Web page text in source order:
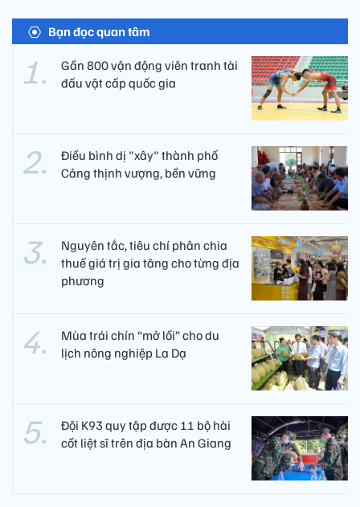
Bạn đọc quan tâm
Gần 800 vận động viên tranh tài
đấu vật cấp quốc gia
Điều bình dị "xây" thành phố
Cảng thịnh vượng, bền vững
Nguyên tắc, tiêu chí phân chia
thuế giá trị gia tăng cho từng địa
phương
Mùa trái chín “mở lối” cho du
lịch nông nghiệp La Dạ
Đội K93 quy tập được 11 bộ hài
cốt liệt sĩ trên địa bàn An Giang